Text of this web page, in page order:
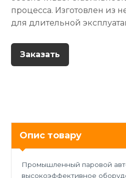
процесса. Изготовлен из
для длительной
Заказать
Опис товару
Промышленный паровой
высокоэффективное